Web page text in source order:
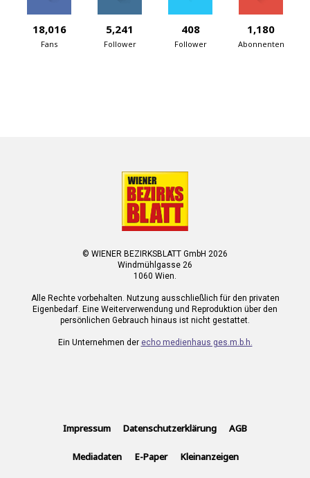
18,016
Fans
5,241
Follower
408
Follower
1,180
Abonnenten
© WIENER BEZIRKSBLATT GmbH 2026
Windmühlgasse 26
1060 Wien.
Alle Rechte vorbehalten. Nutzung ausschließlich für den privaten
Eigenbedarf. Eine Weiterverwendung und Reproduktion über den
persönlichen Gebrauch hinaus ist nicht gestattet.
Ein Unternehmen der echo medienhaus ges.m.b.h.
Impressum Datenschutzerklärung AGB
Mediadaten E-Paper Kleinanzeigen